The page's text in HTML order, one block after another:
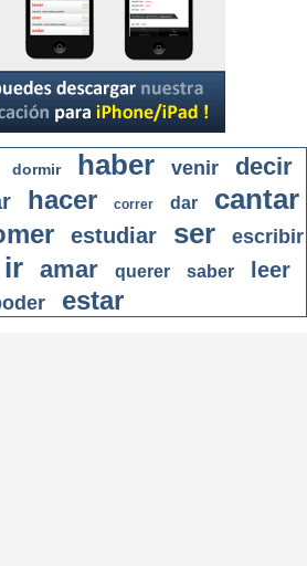
dormir haber venir
decir
hacer correr dar cantar
estudiar ser escribir
ir amar querer saber leer
estar